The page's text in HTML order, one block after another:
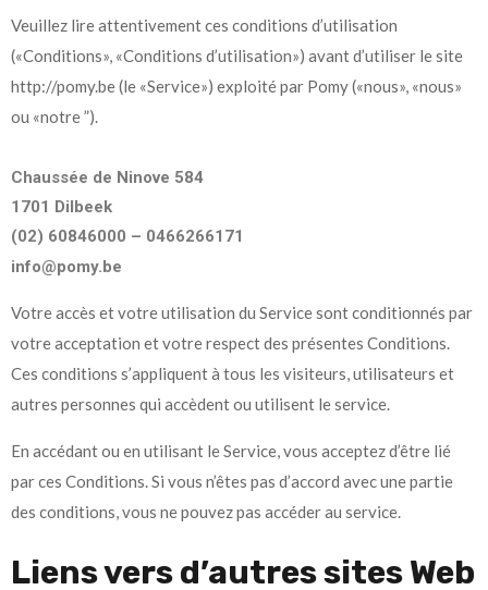
Veuillez lire attentivement ces conditions d’utilisation
(«Conditions», «Conditions d’utilisation») avant d’utiliser le site
http://pomy.be (le «Service») exploité par Pomy («nous», «nous»
ou «notre ”).
Chaussée de Ninove 584
1701 Dilbeek
(02) 60846000 – 0466266171
info@pomy.be
Votre accès et votre utilisation du Service sont conditionnés par
votre acceptation et votre respect des présentes Conditions.
Ces conditions s’appliquent à tous les visiteurs, utilisateurs et
autres personnes qui accèdent ou utilisent le service.
En accédant ou en utilisant le Service, vous acceptez d’être lié
par ces Conditions. Si vous n’êtes pas d’accord avec une partie
des conditions, vous ne pouvez pas accéder au service.
Liens vers d’autres sites Web